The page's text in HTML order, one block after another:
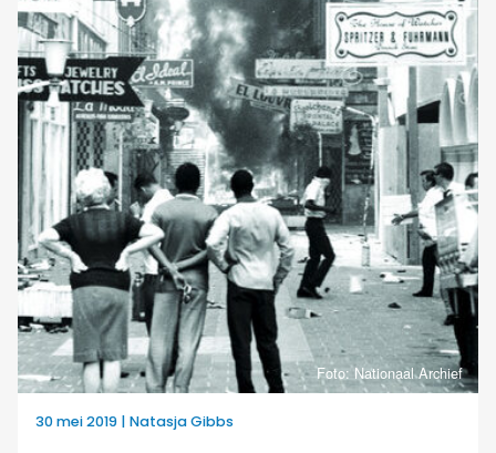
Foto: Nationaal Archief
30 mei 2019 | Natasja Gibbs